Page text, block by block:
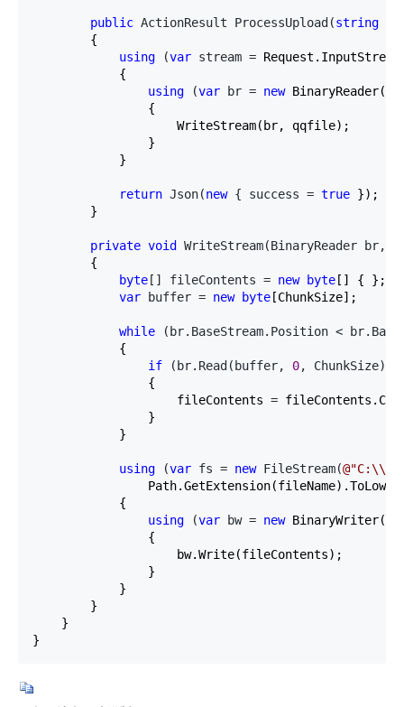
public ActionResult ProcessUpload(string
        {
using (var stream =
            {
using (var br = new
                {
                    WriteStream(br, qqfile);
                }
            }
return Json(new { success = true });
        }
private void WriteStream(BinaryReader br,
        {
byte [] fileContents = new byte [] { };
var buffer = new byte [ChunkSize];
while (br.BaseStream.Position <
            {
if (br.Read(buffer, 0, ChunkSize)
                {
                    fileContents
=
                }
            }
using (var fs = new FileStream(@"
            {
using (var bw = new
                {
                    bw.Write(fileContents);
                }
            }
        }
    }
}